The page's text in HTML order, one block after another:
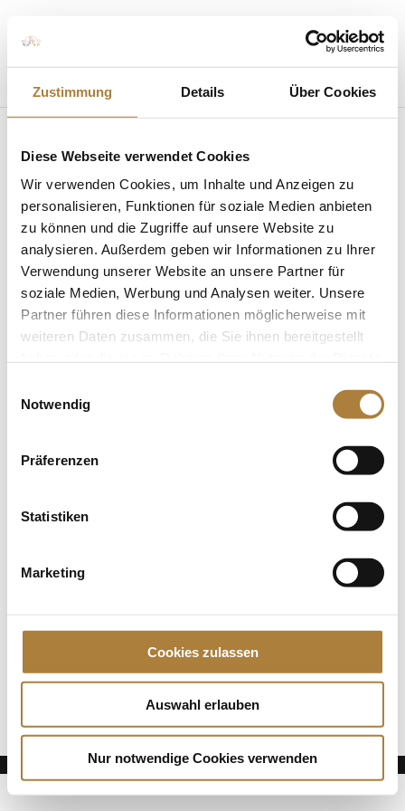
Zustimmung Details Über Cookies
Diese Webseite verwendet Cookies
Wir verwenden Cookies, um Inhalte und Anzeigen zu
personalisieren, Funktionen für soziale Medien anbieten
zu können und die Zugriffe auf unsere Website zu
analysieren. Außerdem geben wir Informationen zu Ihrer
Verwendung unserer Website an unsere Partner für
soziale Medien, Werbung und Analysen weiter. Unsere
Partner führen diese Informationen möglicherweise mit
weiteren Daten zusammen, die Sie ihnen bereitgestellt
Notwendig
Präferenzen
Statistiken
Marketing
Cookies zulassen
Auswahl erlauben
Nur notwendige Cookies verwenden
Seite wählen
DOKR-Trainerakademie
Trainer C Vielseitigkeit
2022-04-04
vonJaqueline Kaldewey|04. April 2022
DOKR-Trainerakademie Trainer C Vielseitigkeit 2022
Die Finalteilnehmer von Deutschlands U25
100. Geburtstag von HGW: Warendorf erinnert an